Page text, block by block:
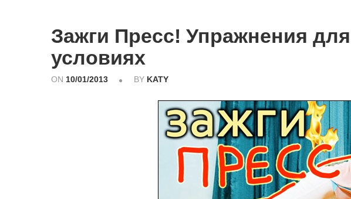
Зажги Пресс! Упражнения
условиях
ON 10/01/2013 BY KATY